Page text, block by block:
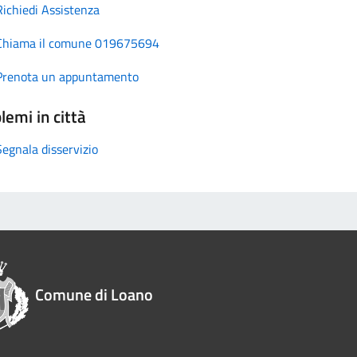
Assistenza
il comune 019675694
un appuntamento
in città
disservizio
Comune di Loano